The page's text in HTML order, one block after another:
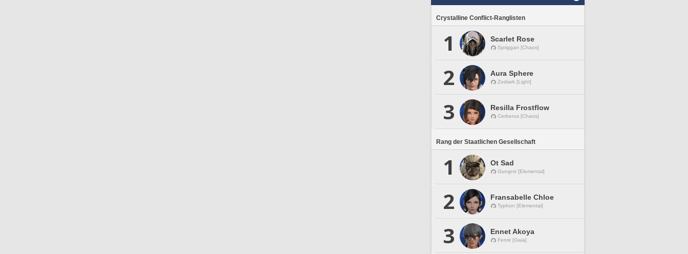
Crystalline Conflict-Ranglisten
1 Scarlet Rose
Spriggan [Chaos]
2 Aura Sphere
Zodiark [Light]
3 Resilla Frostflow
Cerberus [Chaos]
Rang der Staatlichen Gesellschaft
1 Ot Sad
Gungnir [Elemental]
2 Fransabelle Chloe
Typhon [Elemental]
3 Ennet Akoya
Fenrir [Gaia]